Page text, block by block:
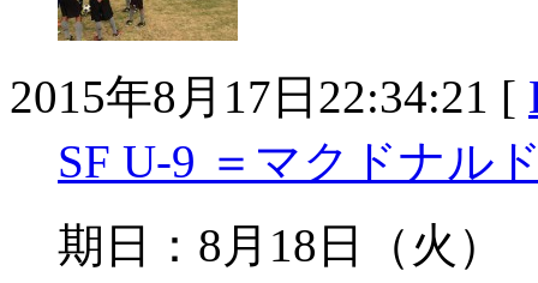
2015年8月17日22:34:21 [
SF U-9 ＝マクドナル
期日：8月18日（火